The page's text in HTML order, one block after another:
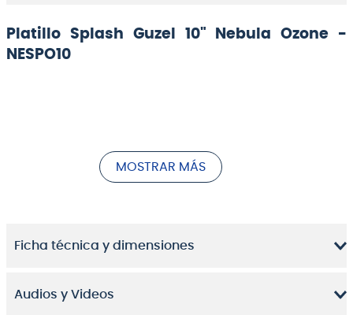
Platillo Splash Guzel 10" Nebula Ozone -
NESPO10
profundamente musical. Fabricados completamente
aleación B20(80% cobre y 20% estaño),
dinámica y el carácter acústico.
MOSTRAR MÁS
Ficha técnica y dimensiones
Audios y Videos